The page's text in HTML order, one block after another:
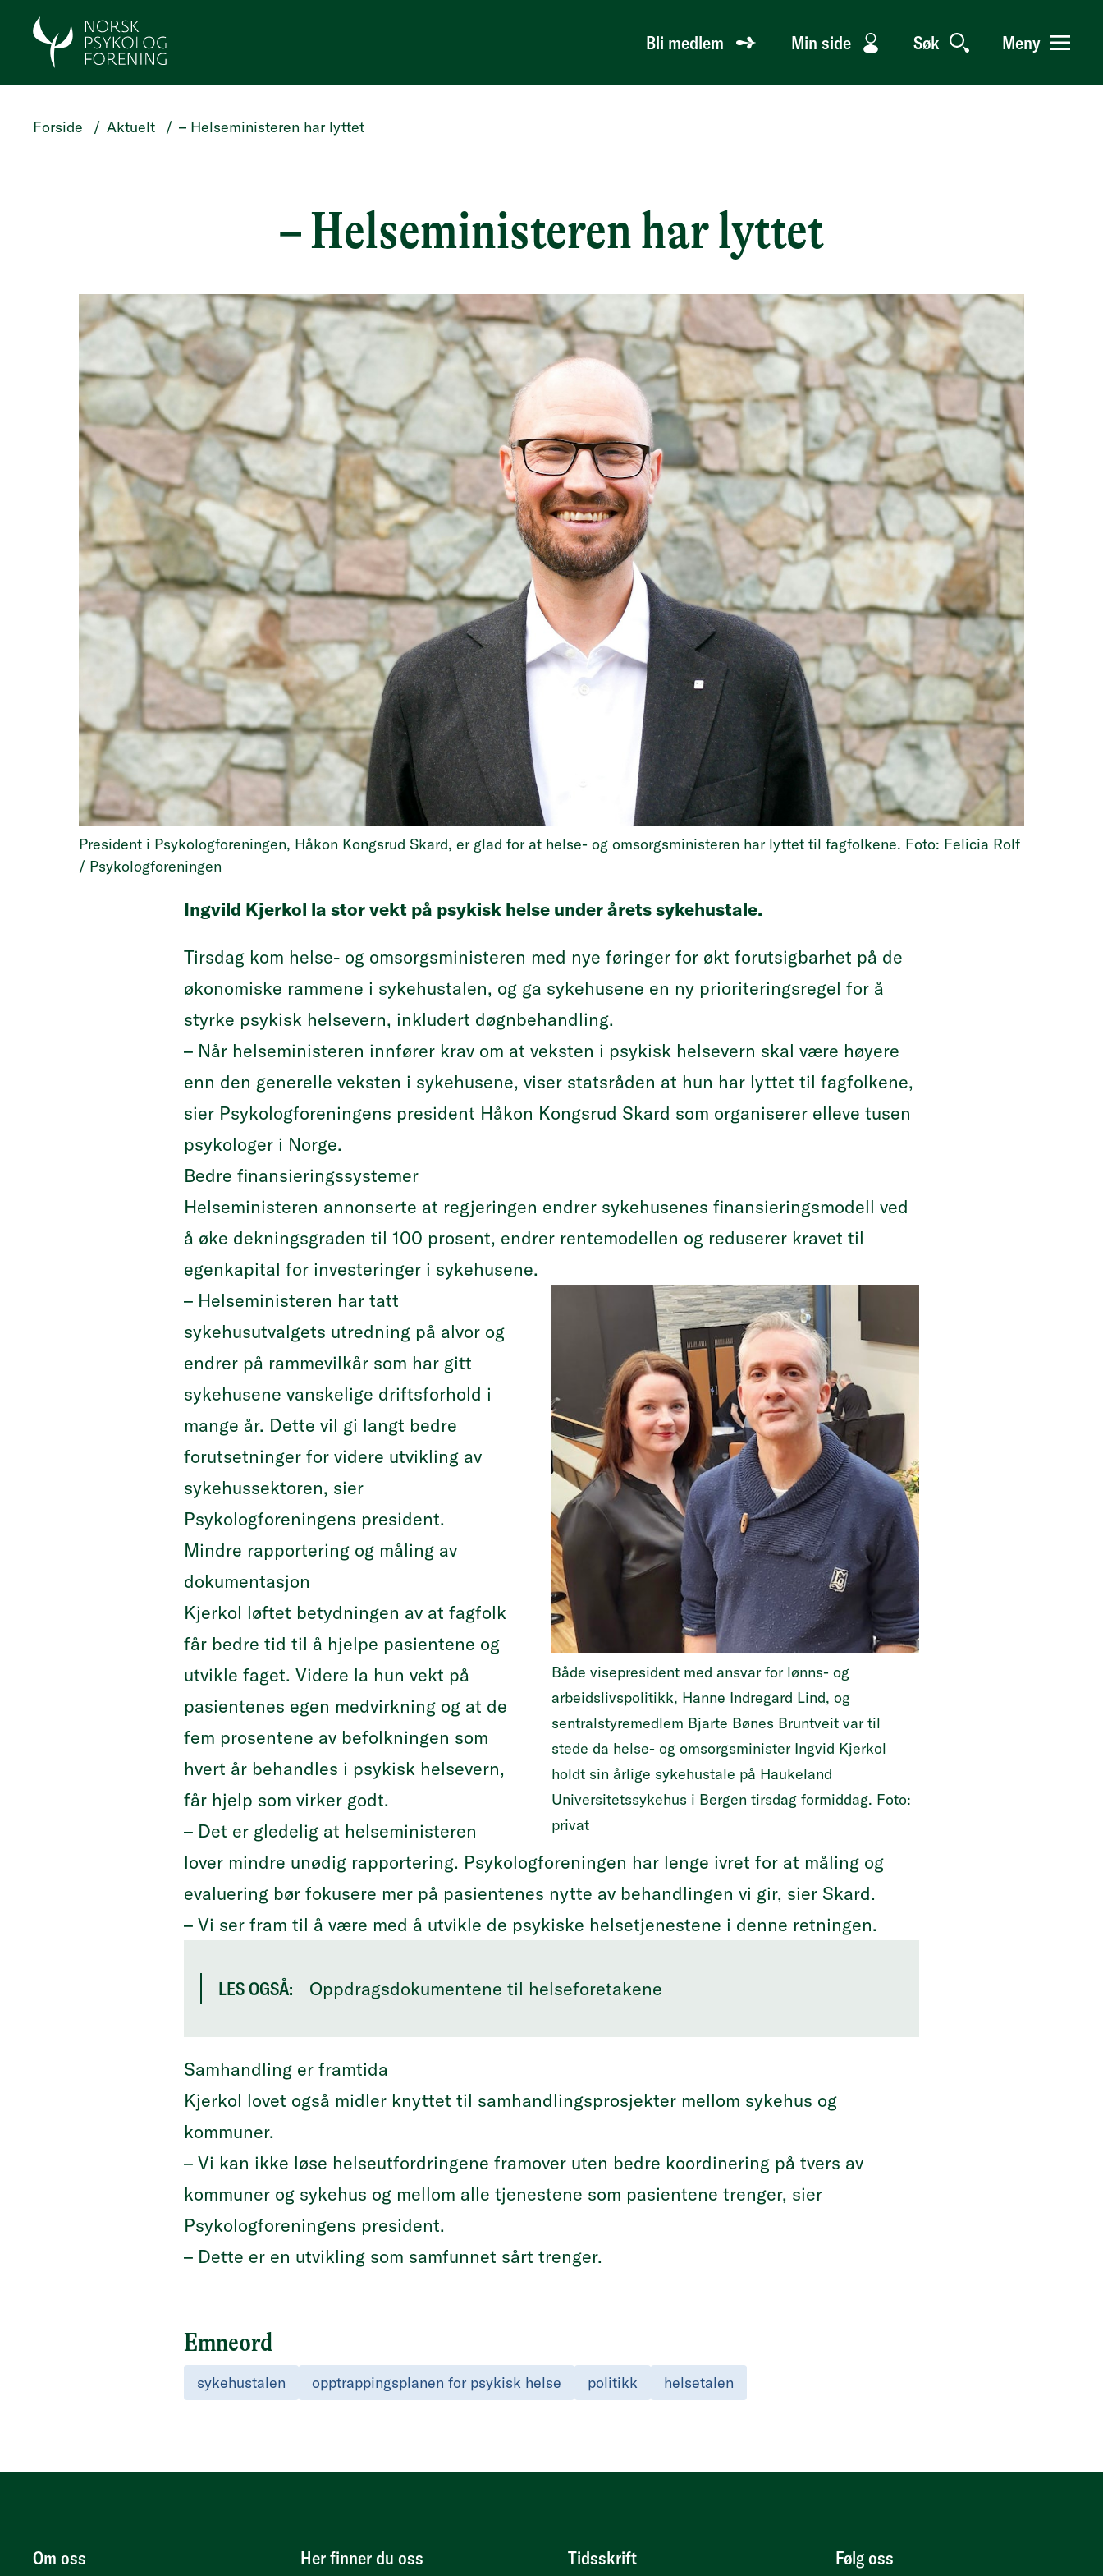
HOPP TIL HOVEDINNHOLD
Bli medlem Min side Søk Meny
Forside / Aktuelt / – Helseministeren har lyttet
– Helseministeren har lyttet
President i Psykologforeningen, Håkon Kongsrud Skard, er glad for at helse- og omsorgsministeren har lyttet til fagfolkene. Foto: Felicia Rolf
/ Psykologforeningen
Ingvild Kjerkol la stor vekt på psykisk helse under årets sykehustale.
Tirsdag kom helse- og omsorgsministeren med nye føringer for økt forutsigbarhet på de
økonomiske rammene i sykehustalen, og ga sykehusene en ny prioriteringsregel for å
styrke psykisk helsevern, inkludert døgnbehandling.
– Når helseministeren innfører krav om at veksten i psykisk helsevern skal være høyere
enn den generelle veksten i sykehusene, viser statsråden at hun har lyttet til fagfolkene,
sier Psykologforeningens president Håkon Kongsrud Skard som organiserer elleve tusen
psykologer i Norge.
Bedre finansieringssystemer
Helseministeren annonserte at regjeringen endrer sykehusenes finansieringsmodell ved
å øke dekningsgraden til 100 prosent, endrer rentemodellen og reduserer kravet til
egenkapital for investeringer i sykehusene.
Både visepresident med ansvar for lønns- og
arbeidslivspolitikk, Hanne Indregard Lind, og
sentralstyremedlem Bjarte Bønes Bruntveit var til
stede da helse- og omsorgsminister Ingvid Kjerkol
holdt sin årlige sykehustale på Haukeland
Universitetssykehus i Bergen tirsdag formiddag. Foto:
privat
– Helseministeren har tatt
sykehusutvalgets utredning på alvor og
endrer på rammevilkår som har gitt
sykehusene vanskelige driftsforhold i
mange år. Dette vil gi langt bedre
forutsetninger for videre utvikling av
sykehussektoren, sier
Psykologforeningens president.
Mindre rapportering og måling av
dokumentasjon
Kjerkol løftet betydningen av at fagfolk
får bedre tid til å hjelpe pasientene og
utvikle faget. Videre la hun vekt på
pasientenes egen medvirkning og at de
fem prosentene av befolkningen som
hvert år behandles i psykisk helsevern,
får hjelp som virker godt.
– Det er gledelig at helseministeren
lover mindre unødig rapportering. Psykologforeningen har lenge ivret for at måling og
evaluering bør fokusere mer på pasientenes nytte av behandlingen vi gir, sier Skard.
– Vi ser fram til å være med å utvikle de psykiske helsetjenestene i denne retningen.
LES OGSÅ: Oppdragsdokumentene til helseforetakene
Samhandling er framtida
Kjerkol lovet også midler knyttet til samhandlingsprosjekter mellom sykehus og
kommuner.
– Vi kan ikke løse helseutfordringene framover uten bedre koordinering på tvers av
kommuner og sykehus og mellom alle tjenestene som pasientene trenger, sier
Psykologforeningens president.
– Dette er en utvikling som samfunnet sårt trenger.
Emneord
sykehustalen opptrappingsplanen for psykisk helse politikk helsetalen
Om oss Her finner du oss Tidsskrift Følg oss